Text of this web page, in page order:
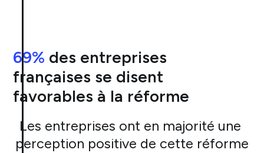
69% des entreprises
françaises se disent
favorables à la réforme
Les entreprises ont en majorité une
perception positive de cette réforme